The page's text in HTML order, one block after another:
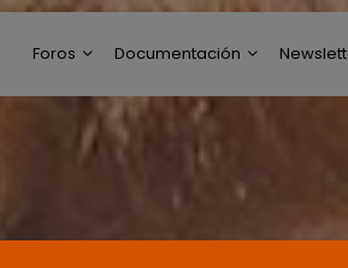
Foros
Últimos Post
Encuestas
Documentación
Modelos de Escritos
Publicaciones